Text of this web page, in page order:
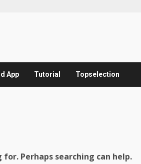
App Tutorial Topselection
Perhaps searching can help.